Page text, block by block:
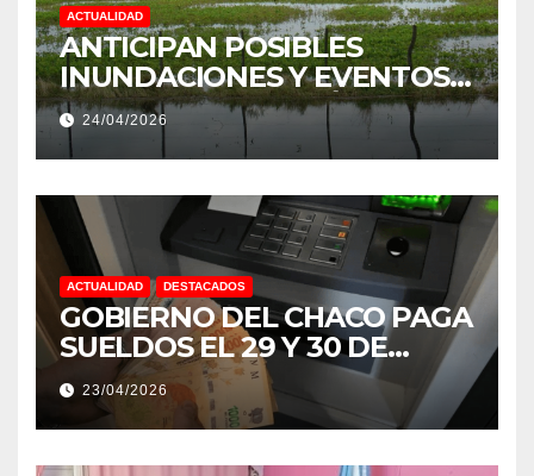
ACTUALIDAD
ANTICIPAN POSIBLES
INUNDACIONES Y EVENTOS
EXTREMOS: “PODRÍA SER UN
NIÑO MUY IMPORTANTE”
24/04/2026
ACTUALIDAD DESTACADOS
GOBIERNO DEL CHACO PAGA
SUELDOS EL 29 Y 30 DE
ABRIL, CON EL 2% DE
AUMENTO
23/04/2026